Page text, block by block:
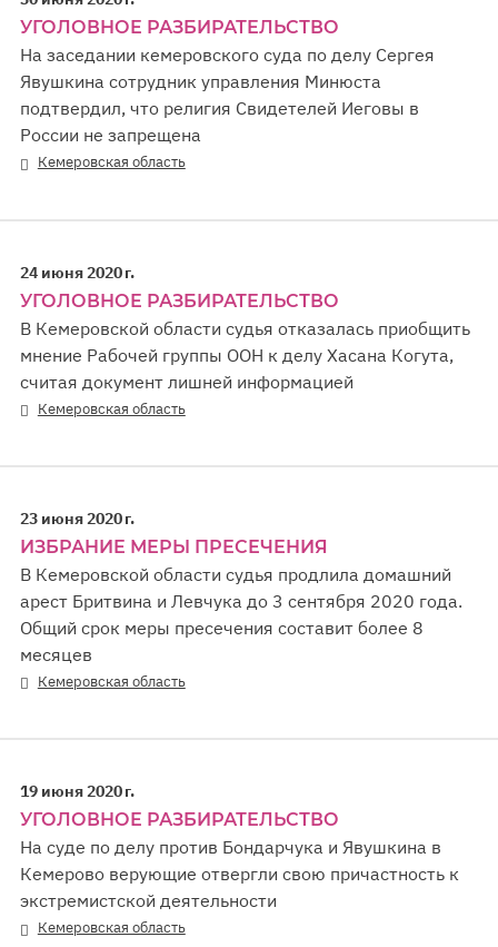
УГОЛОВНОЕ РАЗБИРАТЕЛЬСТВО
На заседании кемеровского суда по делу Сергея
Явушкина сотрудник управления Минюста
подтвердил, что религия Свидетелей Иеговы в
России не запрещена
Кемеровская область
24 июня 2020 г.
УГОЛОВНОЕ РАЗБИРАТЕЛЬСТВО
В Кемеровской области судья отказалась приобщить
мнение Рабочей группы ООН к делу Хасана Когута,
считая документ лишней информацией
Кемеровская область
23 июня 2020 г.
ИЗБРАНИЕ МЕРЫ ПРЕСЕЧЕНИЯ
В Кемеровской области судья продлила домашний
арест Бритвина и Левчука до 3 сентября 2020 года.
Общий срок меры пресечения составит более 8
месяцев
Кемеровская область
19 июня 2020 г.
УГОЛОВНОЕ РАЗБИРАТЕЛЬСТВО
На суде по делу против Бондарчука и Явушкина в
Кемерово верующие отвергли свою причастность к
экстремистской деятельности
Кемеровская область